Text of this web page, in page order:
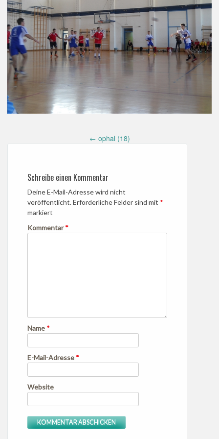
navigation
← ophal (18)
Schreibe einen Kommentar
Deine E-Mail-Adresse wird nicht
veröffentlicht.Erforderliche Felder sind mit *
markiert
Kommentar*
Name *
E-Mail-Adresse *
Website